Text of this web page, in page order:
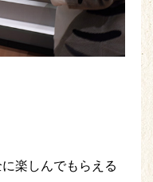
楽しんでもらえる